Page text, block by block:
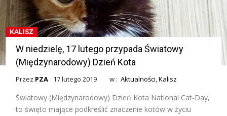
KALISZ
W niedzielę, 17 lutego przypada Światowy
(Międzynarodowy) Dzień Kota
Przez PZA 17 lutego 2019 w :Aktualności ,Kalisz
Światowy (Międzynarodowy) Dzień Kota National Cat-Day,
to święto mające podkreślić znaczenie kotów w życiu